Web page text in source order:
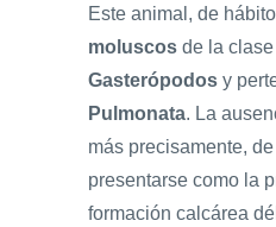
Este animal, de
moluscos de la
Gasterópodos y
Pulmonata. La
más precisamente,
presentarse como la
formación calcárea